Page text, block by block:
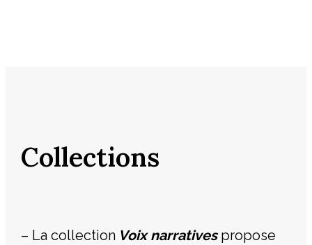
Collections
– La collectionVoix narrativespropose